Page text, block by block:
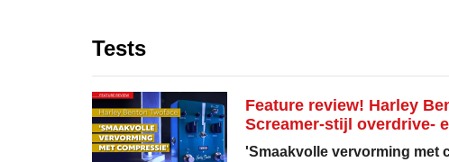
Tests
Feature review! Harley
Screamer-stijl overdrive-
'Smaakvolle vervorming met